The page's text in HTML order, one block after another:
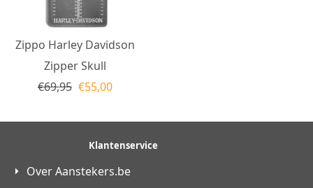
Zippo Harley Davidson
Zipper Skull
€69,95 €55,00
Klantenservice
Over Aanstekers.be